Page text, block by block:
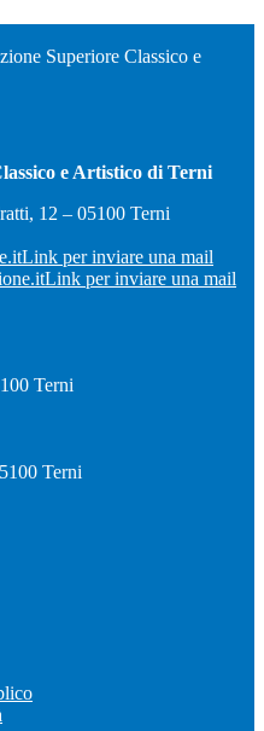
Superiore Classico e
e Artistico di Terni
12 – 05100 Terni
Link per inviare una mail
Link per inviare una mail
Terni
Terni